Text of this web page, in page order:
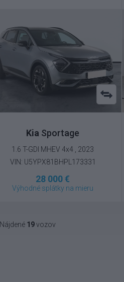
Kia Sportage
1.6 T-GDI MHEV 4x4 , 2023
VIN: U5YPX81BHPL173331
28 000 €
Výhodné splátky na mieru
Nájdené 19vozov